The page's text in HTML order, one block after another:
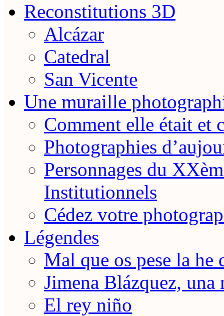
Reconstitutions 3D
Alcázar
Catedral
San Vicente
Une muraille
Comment elle était et
Photographies
Personnages du
Institutionnels
Cédez votre
Légendes
Mal que os pese la he
Jimena Blázquez, una
El rey niño